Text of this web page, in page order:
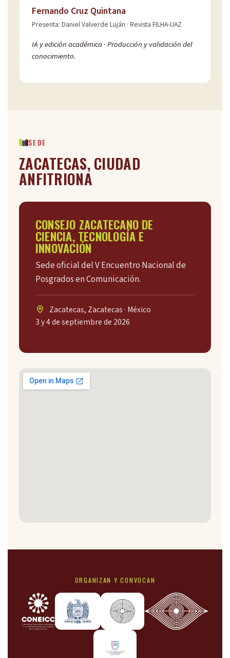
Fernando Cruz Quintana
Presenta: Daniel Valverde Luján · Revista FILHA-UAZ
IA y edición académica · Producción y validación del
conocimiento.
SEDE
ZACATECAS, CIUDAD
ANFITRIONA
CONSEJO ZACATECANO DE
CIENCIA, TECNOLOGÍA E
INNOVACIÓN
Sede oficial del V Encuentro Nacional de
Posgrados en Comunicación.
Zacatecas, Zacatecas · México
3 y 4 de septiembre de 2026
ORGANIZAN Y CONVOCAN